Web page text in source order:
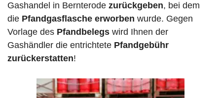
Gashandel in Bernterode zurückgeben, bei dem
die Pfandgasflasche erworben wurde. Gegen
Vorlage des Pfandbelegs wird Ihnen der
Gashändler die entrichtete Pfandgebühr
zurückerstatten!